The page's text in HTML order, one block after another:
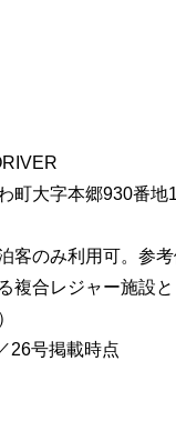
町大字本郷930番地1
客のみ利用可。参
複合レジャー施設と
26号掲載時点